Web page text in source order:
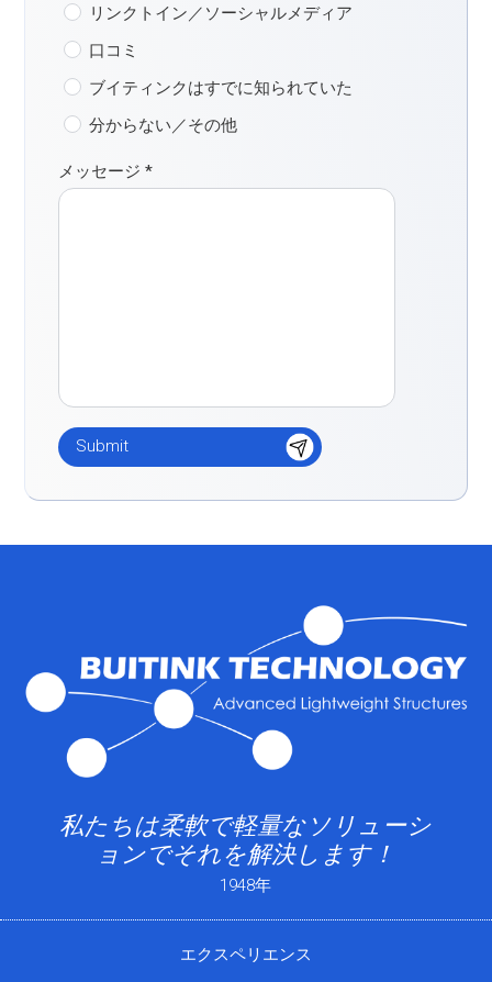
リンクトイン／ソーシャルメディア
口コミ
ブイティンクはすでに知られていた
分からない／その他
メッセージ*
私たちは柔軟で軽量なソリューシ
ョンでそれを解決します！
1948年
エクスペリエンス